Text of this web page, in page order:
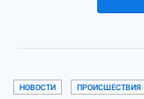
НОВОСТИ ПРОИСШЕСТВИЯ